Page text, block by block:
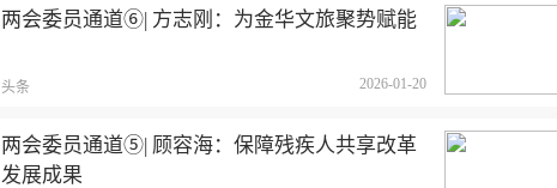
两会委员通道⑥| 方志刚：为金华文旅聚势赋能
头条 2026-01-20
两会委员通道⑤| 顾容海：保障残疾人共享改革
发展成果